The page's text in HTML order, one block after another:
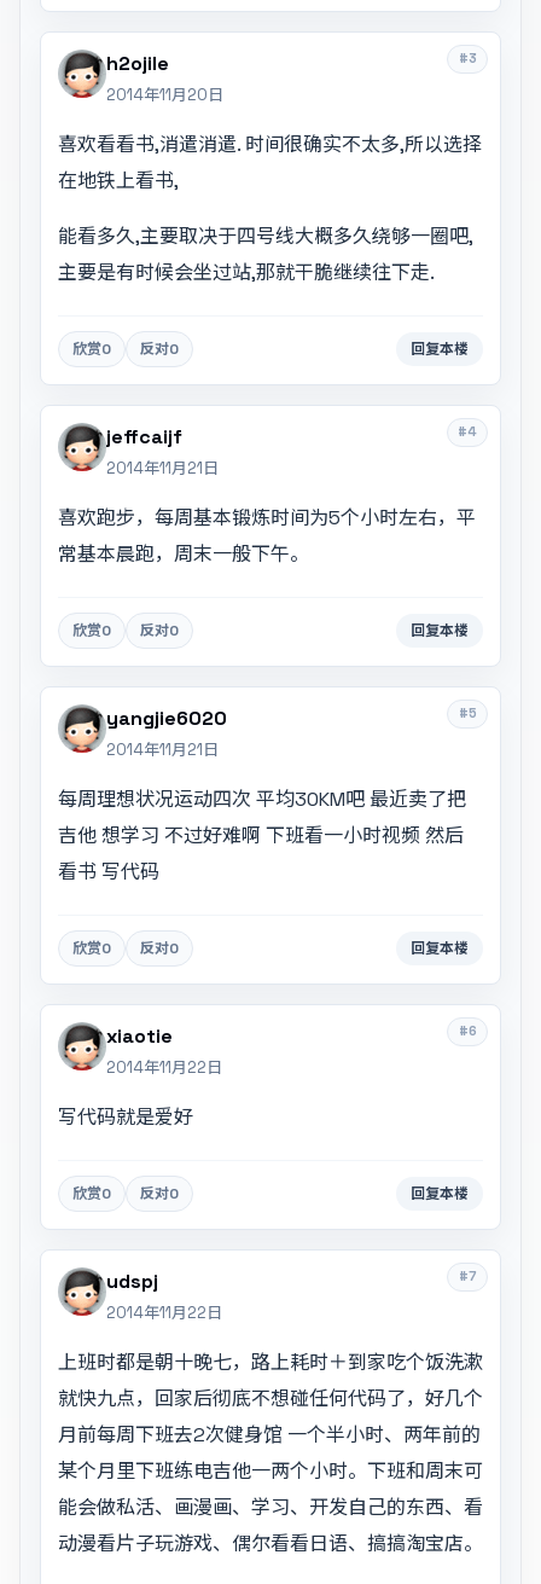
#3
h2ojile
2014年11月20日
喜欢看看书,消遣消遣. 时间很确实不太多,所以选择
在地铁上看书,
能看多久,主要取决于四号线大概多久绕够一圈吧,
主要是有时候会坐过站,那就干脆继续往下走.
欣赏0 反对0 回复本楼
#4
jeffcaijf
2014年11月21日
喜欢跑步，每周基本锻炼时间为5个小时左右，平
常基本晨跑，周末一般下午。
欣赏0 反对0 回复本楼
#5
yangjie6020
2014年11月21日
每周理想状况运动四次 平均30KM吧 最近卖了把
吉他 想学习 不过好难啊 下班看一小时视频 然后
看书 写代码
欣赏0 反对0 回复本楼
#6
xiaotie
2014年11月22日
写代码就是爱好
欣赏0 反对0 回复本楼
#7
udspj
2014年11月22日
上班时都是朝十晚七，路上耗时＋到家吃个饭洗漱
就快九点，回家后彻底不想碰任何代码了，好几个
月前每周下班去2次健身馆 一个半小时、两年前的
某个月里下班练电吉他一两个小时。下班和周末可
能会做私活、画漫画、学习、开发自己的东西、看
动漫看片子玩游戏、偶尔看看日语、搞搞淘宝店。